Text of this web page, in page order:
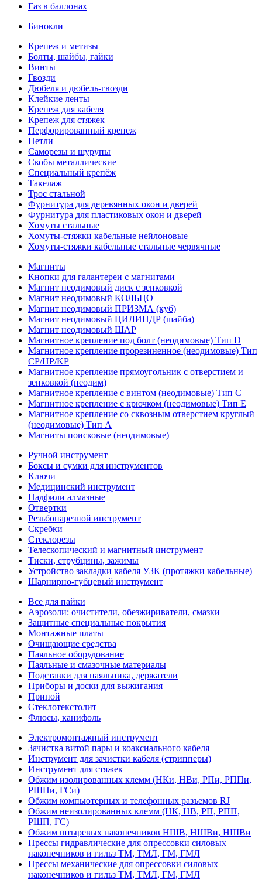
Газ в баллонах
Бинокли
Крепеж и метизы
Болты, шайбы, гайки
Винты
Гвозди
Дюбеля и дюбель-гвозди
Клейкие ленты
Крепеж для кабеля
Крепеж для стяжек
Перфорированный крепеж
Петли
Саморезы и шурупы
Скобы металлические
Специальный крепёж
Такелаж
Трос стальной
Фурнитура для деревянных окон и дверей
Фурнитура для пластиковых окон и дверей
Хомуты стальные
Хомуты-стяжки кабельные нейлоновые
Хомуты-стяжки кабельные стальные червячные
Магниты
Кнопки для галантереи с магнитами
Магнит неодимовый диск с зенковкой
Магнит неодимовый КОЛЬЦО
Магнит неодимовый ПРИЗМА (куб)
Магнит неодимовый ЦИЛИНДР (шайба)
Магнит неодимовый ШАР
Магнитное крепление под болт (неодимовые) Тип D
Магнитное крепление прорезиненное (неодимовые) Тип
CP/HP/KP
Магнитное крепление прямоугольник с отверстием и
зенковкой (неодим)
Магнитное крепление с винтом (неодимовые) Тип С
Магнитное крепление с крючком (неодимовые) Тип Е
Магнитное крепление со сквозным отверстием круглый
(неодимовые) Тип А
Магниты поисковые (неодимовые)
Ручной инструмент
Боксы и сумки для инструментов
Ключи
Медицинский инструмент
Надфили алмазные
Отвертки
Резьбонарезной инструмент
Скребки
Стеклорезы
Телескопический и магнитный инструмент
Тиски, струбцины, зажимы
Устройство закладки кабеля УЗК (протяжки кабельные)
Шарнирно-губцевый инструмент
Все для пайки
Аэрозоли: очистители, обезжириватели, смазки
Защитные специальные покрытия
Монтажные платы
Очищающие средства
Паяльное оборудование
Паяльные и смазочные материалы
Подставки для паяльника, держатели
Приборы и доски для выжигания
Припой
Стеклотекстолит
Флюсы, канифоль
Электромонтажный инструмент
Зачистка витой пары и коаксиального кабеля
Инструмент для зачистки кабеля (стрипперы)
Инструмент для стяжек
Обжим изолированных клемм (НКи, НВи, РПи, РППи,
РШПи, ГСи)
Обжим компьютерных и телефонных разъемов RJ
Обжим неизолированных клемм (НК, НВ, РП, РПП,
РШП, ГС)
Обжим штыревых наконечников НШВ, НШВи, НШВи
Прессы гидравлические для опрессовки силовых
наконечников и гильз ТМ, ТМЛ, ГМ, ГМЛ
Прессы механические для опрессовки силовых
наконечников и гильз ТМ, ТМЛ, ГМ, ГМЛ